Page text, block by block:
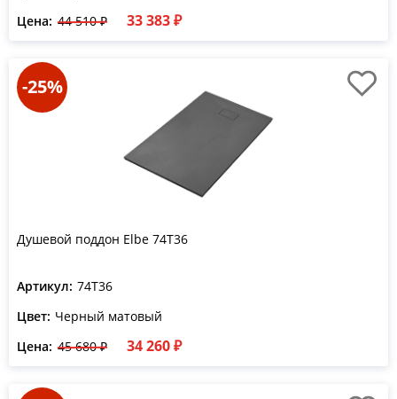
Цена: 44 510 ₽ 33 383 ₽
-25%
Душевой поддон Elbe 74T36
Артикул: 74T36
Цвет: Черный матовый
Цена: 45 680 ₽ 34 260 ₽